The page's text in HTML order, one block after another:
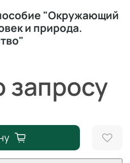
"Окружающий
и природа.
запросу